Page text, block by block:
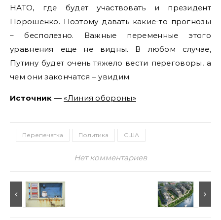
НАТО, где будет участвовать и президент
Порошенко. Поэтому давать какие-то прогнозы
– бесполезно. Важные переменные этого
уравнения еще не видны. В любом случае,
Путину будет очень тяжело вести переговоры, а
чем они закончатся – увидим.
Источник — «Линия обороны»
Перепечатка Политика США
Нет комментариев